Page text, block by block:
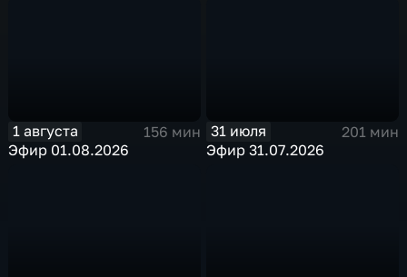
1 августа
156 мин
Эфир 01.08.2026
31 июля
201 мин
Эфир 31.07.2026